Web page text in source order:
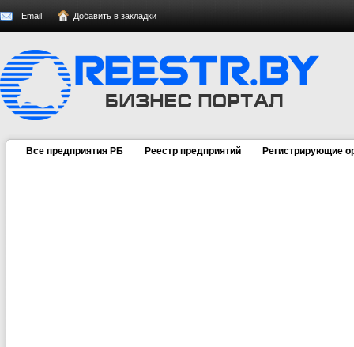
Email Добавить в закладки
Все предприятия РБ Реестр предприятий Регистрирующие